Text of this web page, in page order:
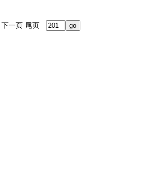
下一页 尾页